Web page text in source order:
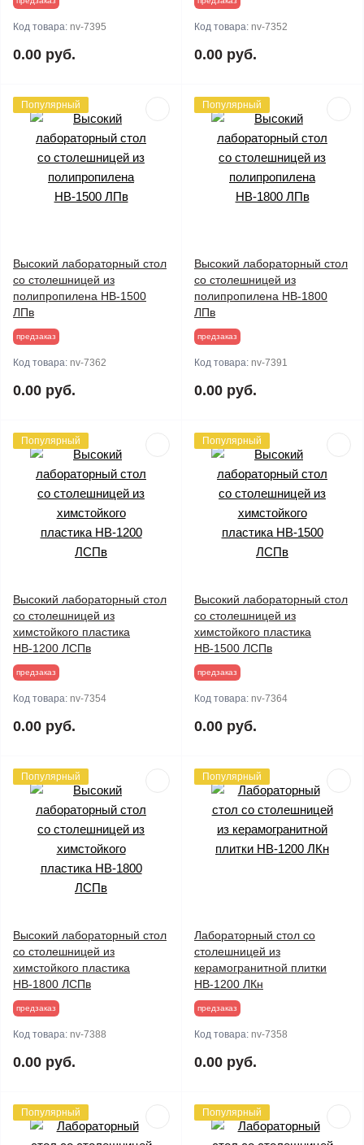
Код товара: nv-7395
0.00 руб.
Код товара: nv-7352
0.00 руб.
Популярный
Высокий лабораторный стол
со столешницей из
полипропилена НВ-1500
ЛПв
предзаказ
Код товара: nv-7362
0.00 руб.
Популярный
Высокий лабораторный стол
со столешницей из
полипропилена НВ-1800
ЛПв
предзаказ
Код товара: nv-7391
0.00 руб.
Популярный
Высокий лабораторный стол
со столешницей из
химстойкого пластика
НВ-1200 ЛСПв
предзаказ
Код товара: nv-7354
0.00 руб.
Популярный
Высокий лабораторный стол
со столешницей из
химстойкого пластика
НВ-1500 ЛСПв
предзаказ
Код товара: nv-7364
0.00 руб.
Популярный
Высокий лабораторный стол
со столешницей из
химстойкого пластика
НВ-1800 ЛСПв
предзаказ
Код товара: nv-7388
0.00 руб.
Популярный
Лабораторный стол со
столешницей из
керамогранитной плитки
НВ-1200 ЛКн
предзаказ
Код товара: nv-7358
0.00 руб.
Популярный Популярный